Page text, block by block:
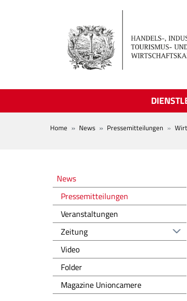
BREADCRUMB
Home News Pressemitteilungen
Novità
News
Pressemitteilungen
Veranstaltungen
Zeitung
Video
Folder
Magazine Unioncamere